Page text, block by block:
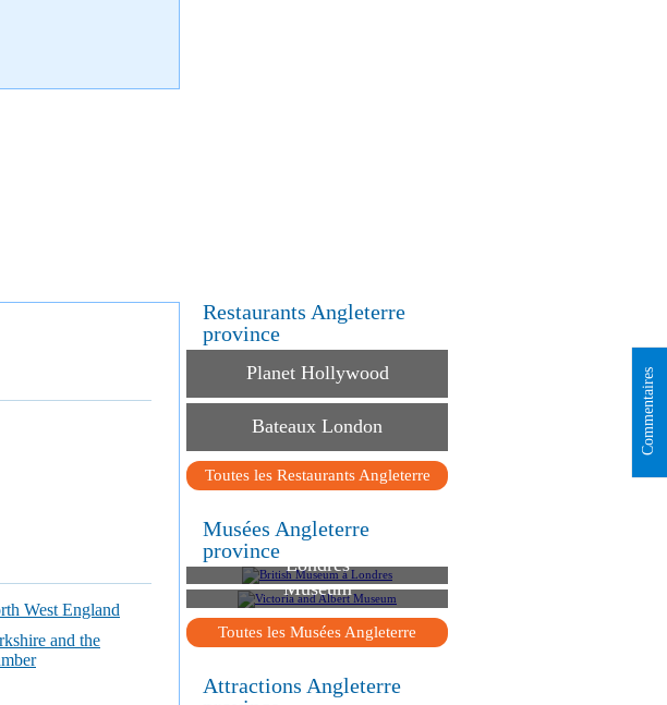
West England
and the
Restaurants Angleterre
province
Planet Hollywood
Bateaux London
Toutes les Restaurants Angleterre
Musées Angleterre
provinceBritish Museum à
Londres
Victoria and Albert
Museum
Toutes les Musées Angleterre
Аttractions Angleterre
Commentaires